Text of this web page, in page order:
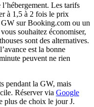
Les tarifs
à 1,5 à 2 fois le prix
sur Booking.com ou un
souhaitez économiser,
sont des alternatives.
est la bonne
peuvent ne rien
pendant la GW, mais
Réserver via Google
plus de choix le jour J.